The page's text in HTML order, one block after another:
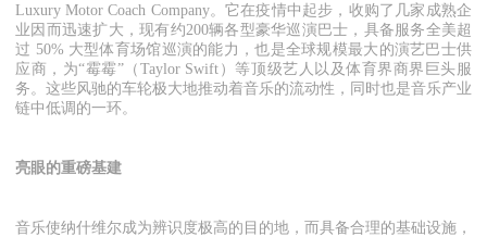
Luxury Motor Coach Company。它在疫情中起步，收购了几家成熟企
业因而迅速扩大，现有约200辆各型豪华巡演巴士，具备服务全美超
过 50% 大型体育场馆巡演的能力，也是全球规模最大的演艺巴士供
应商，为“霉霉”（Taylor Swift）等顶级艺人以及体育界商界巨头服
务。这些风驰的车轮极大地推动着音乐的流动性，同时也是音乐产业
链中低调的一环。
亮眼的重磅基建
音乐使纳什维尔成为辨识度极高的目的地，而具备合理的基础设施，